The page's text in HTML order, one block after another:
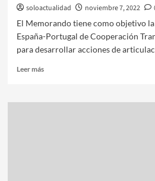
soloactualidad noviembre 7, 2022
El Memorando tiene como objetivo
España-Portugal de Cooperación
para desarrollar acciones de
Leer más